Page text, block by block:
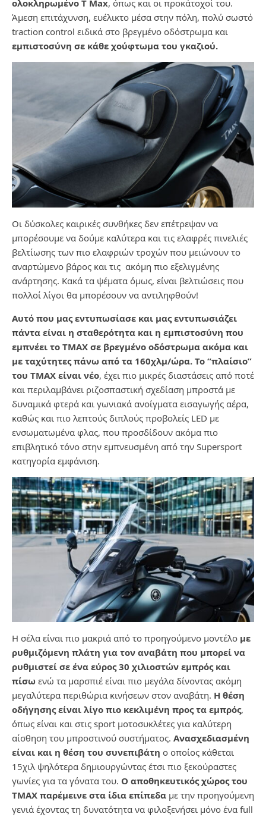
ολοκληρωμένο T Max, όπως και οι προκάτοχοί του.
Άμεση επιτάχυνση, ευέλικτο μέσα στην πόλη, πολύ σωστό
traction control ειδικά στο βρεγμένο οδόστρωμα και
εμπιστοσύνη σε κάθε χούφτωμα του γκαζιού.
Οι δύσκολες καιρικές συνθήκες δεν επέτρεψαν να
μπορέσουμε να δούμε καλύτερα και τις ελαφρές πινελιές
βελτίωσης των πιο ελαφριών τροχών που μειώνουν το
αναρτώμενο βάρος και τις ακόμη πιο εξελιγμένης
ανάρτησης. Κακά τα ψέματα όμως, είναι βελτιώσεις που
πολλοί λίγοι θα μπορέσουν να αντιληφθούν!
Αυτό που μας εντυπωσίασε και μας εντυπωσιάζει
πάντα είναι η σταθερότητα και η εμπιστοσύνη που
εμπνέει το ΤΜΑΧ σε βρεγμένο οδόστρωμα ακόμα και
με ταχύτητες πάνω από τα 160χλμ/ώρα. Το “πλαίσιο”
του TMAX είναι νέο, έχει πιο μικρές διαστάσεις από ποτέ
και περιλαμβάνει ριζοσπαστική σχεδίαση μπροστά με
δυναμικά φτερά και γωνιακά ανοίγματα εισαγωγής αέρα,
καθώς και πιο λεπτούς διπλούς προβολείς LED με
ενσωματωμένα φλας, που προσδίδουν ακόμα πιο
επιβλητικό τόνο στην εμπνευσμένη από την Supersport
κατηγορία εμφάνιση.
Η σέλα είναι πιο μακριά από το προηγούμενο μοντέλο με
ρυθμιζόμενη πλάτη για τον αναβάτη που μπορεί να
ρυθμιστεί σε ένα εύρος 30 χιλιοστών εμπρός και
πίσω ενώ τα μαρσπιέ είναι πιο μεγάλα δίνοντας ακόμη
μεγαλύτερα περιθώρια κινήσεων στον αναβάτη. Η θέση
οδήγησης είναι λίγο πιο κεκλιμένη προς τα εμπρός,
όπως είναι και στις sport μοτοσυκλέτες για καλύτερη
αίσθηση του μπροστινού συστήματος. Ανασχεδιασμένη
είναι και η θέση του συνεπιβάτη ο οποίος κάθεται
15χιλ ψηλότερα δημιουργώντας έτσι πιο ξεκούραστες
γωνίες για τα γόνατα του. Ο αποθηκευτικός χώρος του
TMAX παρέμεινε στα ίδια επίπεδα με την προηγούμενη
γενιά έχοντας τη δυνατότητα να φιλοξενήσει μόνο ένα full